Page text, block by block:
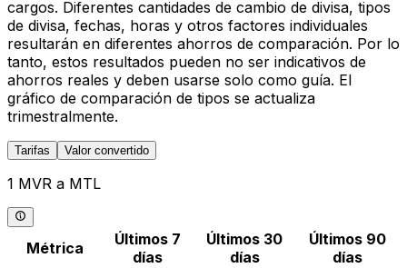
cargos. Diferentes cantidades de cambio de divisa, tipos
de divisa, fechas, horas y otros factores individuales
resultarán en diferentes ahorros de comparación. Por lo
tanto, estos resultados pueden no ser indicativos de
ahorros reales y deben usarse solo como guía. El
gráfico de comparación de tipos se actualiza
trimestralmente.
Tarifas Valor convertido
1 MVR a MTL
Métrica
Últimos 7
días
Últimos 30
días
Últimos 90
días